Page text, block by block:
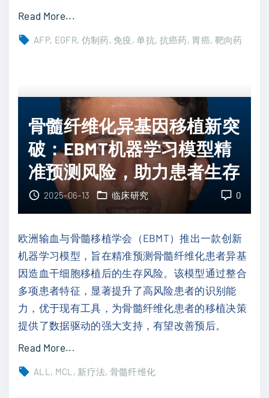
癌
症
存
期
？
"
Read More..."
联
合
化
疗
：
卡
珠
单
抗
与
阿
帕
替
尼
AFP EGFR 仿制药 免疫 单抗 抗癌药 胃癌 靶向药
骨髓纤维化异基因移植新突
破：EBMT机器学习模型精
准预测风险，助力患者生存
0
2025-06-13 临床研究
欧洲输血与骨髓移植学会（EBMT）推出一款创新
机器学习模型，旨在精准预测骨髓纤维化患者异基
因造血干细胞移植后的生存风险。该模型通过整合
多项患者特征，显著提升了高风险患者的识别能
力，优于现有工具，为骨髓纤维化患者的移植决策
提供了数据驱动的强大支持，有望改善预后。
Read More..."
骨
ALL MCL 新疗法 骨髓纤维化